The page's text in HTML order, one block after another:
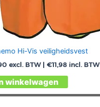
Hi-Vis veiligheidsvest
excl. BTW | €11,98 incl. BTW
winkelwagen
Dit
product